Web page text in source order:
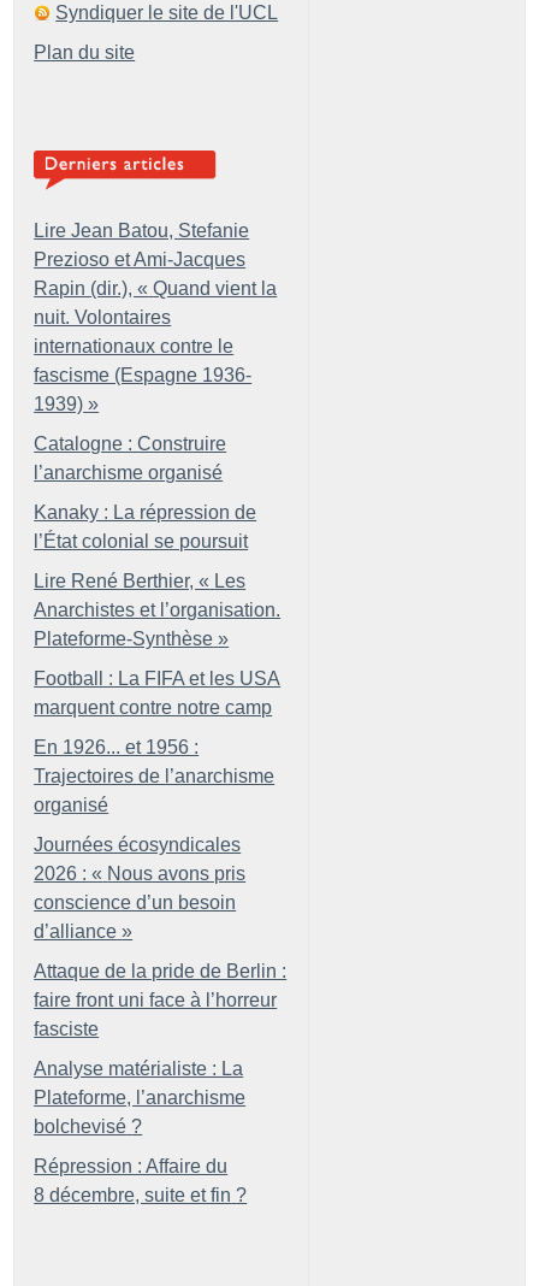
Syndiquer le site de l'UCL
Plan du site
Lire Jean Batou, Stefanie
Prezioso et Ami-Jacques
Rapin (dir.), « Quand vient la
nuit. Volontaires
internationaux contre le
fascisme (Espagne 1936-
1939) »
Catalogne : Construire
l’anarchisme organisé
Kanaky : La répression de
l’État colonial se poursuit
Lire René Berthier, « Les
Anarchistes et l’organisation.
Plateforme-Synthèse »
Football : La FIFA et les USA
marquent contre notre camp
En 1926... et 1956 :
Trajectoires de l’anarchisme
organisé
Journées écosyndicales
2026 : « Nous avons pris
conscience d’un besoin
d’alliance »
Attaque de la pride de Berlin :
faire front uni face à l’horreur
fasciste
Analyse matérialiste : La
Plateforme, l’anarchisme
bolchevisé ?
Répression : Affaire du
8 décembre, suite et fin ?